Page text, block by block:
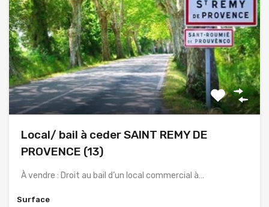
Local/ bail à ceder SAINT REMY DE
PROVENCE (13)
À vendre : Droit au bail d’un local commercial à…
Surface